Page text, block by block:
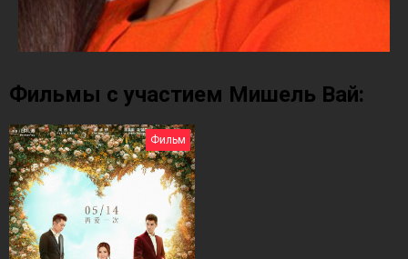
Фильмы с участием Мишель Вай:
Фильм